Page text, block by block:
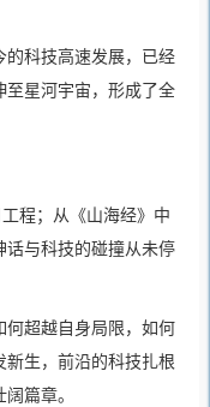
的科技高速发展，已经
至星河宇宙，形成了全
程；从《山海经》中
话与科技的碰撞从未停
何超越自身局限，如何
生，前沿的科技扎根
篇章。